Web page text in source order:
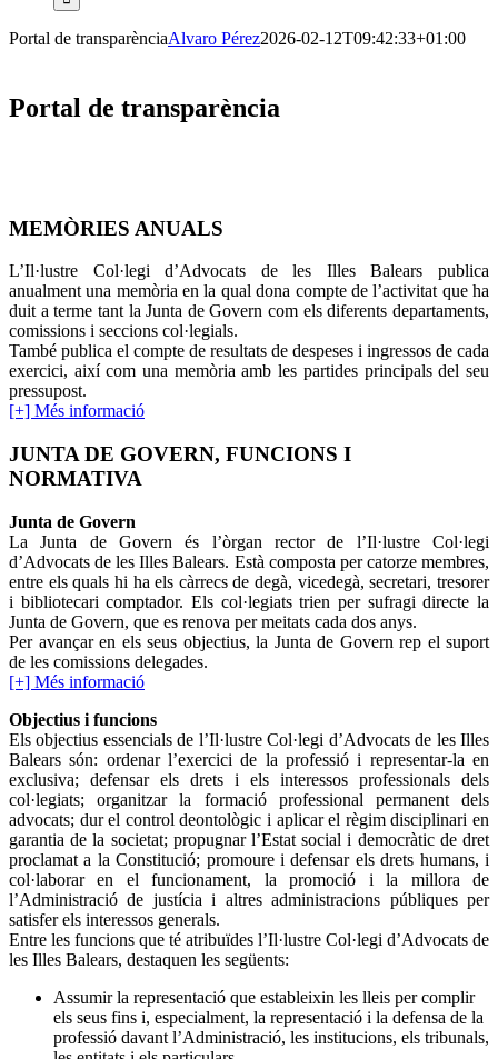
Portal de transparènciaAlvaro Pérez2026-02-12T09:42:33+01:00
Portal de transparència
MEMÒRIES ANUALS
L’Il·lustre Col·legi d’Advocats de les Illes Balears publica
anualment una memòria en la qual dona compte de l’activitat que ha
duit a terme tant la Junta de Govern com els diferents departaments,
comissions i seccions col·legials.
També publica el compte de resultats de despeses i ingressos de cada
exercici, així com una memòria amb les partides principals del seu
pressupost.
[+] Més informació
JUNTA DE GOVERN, FUNCIONS I
NORMATIVA
Junta de Govern
La Junta de Govern és l’òrgan rector de l’Il·lustre Col·legi
d’Advocats de les Illes Balears. Està composta per catorze membres,
entre els quals hi ha els càrrecs de degà, vicedegà, secretari, tresorer
i bibliotecari comptador. Els col·legiats trien per sufragi directe la
Junta de Govern, que es renova per meitats cada dos anys.
Per avançar en els seus objectius, la Junta de Govern rep el suport
de les comissions delegades.
[+] Més informació
Objectius i funcions
Els objectius essencials de l’Il·lustre Col·legi d’Advocats de les Illes
Balears són: ordenar l’exercici de la professió i representar-la en
exclusiva; defensar els drets i els interessos professionals dels
col·legiats; organitzar la formació professional permanent dels
advocats; dur el control deontològic i aplicar el règim disciplinari en
garantia de la societat; propugnar l’Estat social i democràtic de dret
proclamat a la Constitució; promoure i defensar els drets humans, i
col·laborar en el funcionament, la promoció i la millora de
l’Administració de justícia i altres administracions públiques per
satisfer els interessos generals.
Entre les funcions que té atribuïdes l’Il·lustre Col·legi d’Advocats de
les Illes Balears, destaquen les següents:
Assumir la representació que estableixin les lleis per complir
els seus fins i, especialment, la representació i la defensa de la
professió davant l’Administració, les institucions, els tribunals,